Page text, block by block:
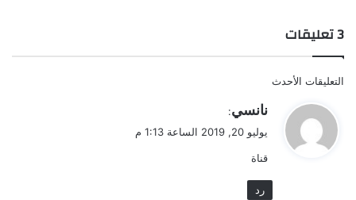
‫3 تعليقات
تصفّح
التعليقات
التعليقات الأحدث
ي
ل
نانسي:
يوليو 20, 2019 الساعة 1:13 م
قناة
رد